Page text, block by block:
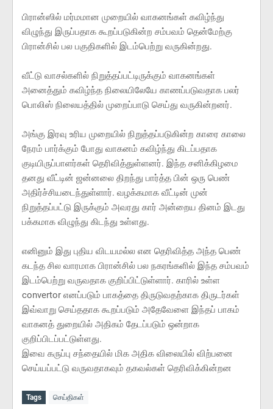
பிரான்ஸில் மர்மமான முறையில் வாகனங்கள் கவிழ்ந்து
விழுந்து இருப்பதாக கூறப்படுகின்ற சம்பவம் தென்மேற்கு
பிரான்சில் பல பகுதிகளில் இடம்பெற்று வருகின்றது.
வீட்டு வாசல்களில் நிறுத்தப்பட்டிருக்கும் வாகனங்கள்
அனைத்தும் கவிழ்ந்த நிலையிலேயே காணப்படுவதாக பலர்
பொலிஸ் நிலையத்தில் முறைப்பாடு செய்து வருகின்றனர்.
அங்கு இரவு உரிய முறையில் நிறுத்தப்படுகின்ற காரை காலை
நேரம் பார்க்கும் போது வாகனம் கவிழ்ந்து கிடப்பதாக
குடியிருப்பாளர்கள் தெரிவித்துள்ளனர். இந்த சனிக்கிழமை
தனது வீட்டின் ஜன்னலை திறந்து பார்த்த பின் ஒரு பெண்
அதிர்ச்சியடைந்துள்ளார். வழக்கமாக வீட்டின் முன்
நிறுத்தப்பட்டு இருக்கும் அவரது கார் அன்றைய தினம் இடது
பக்கமாக விழுந்து கிடந்து உள்ளது.
எனினும் இது புதிய விடயமல்ல என தெரிவித்த அந்த பெண்
கடந்த சில வாரமாக பிரான்சில் பல நகரங்களில் இந்த சம்பவம்
இடம்பெற்று வருவதாக குறிப்பிட்டுள்ளார். காரில் உள்ள
convertor எனப்படும் பாகத்தை திருடுவதற்காக திருடர்கள்
இவ்வாறு செய்ததாக கூறப்படும் அதேவேளை இந்தப் பாகம்
வாகனத் துறையில் அதிகம் தேடப்படும் ஒன்றாக
குறிப்பிடப்பட்டுள்ளது.
இவை கருப்பு சந்தையில் மிக அதிக விலையில் விற்பனை
செய்யப்பட்டு வருவதாகவும் தகவல்கள் தெரிவிக்கின்றன
Tags செய்திகள்